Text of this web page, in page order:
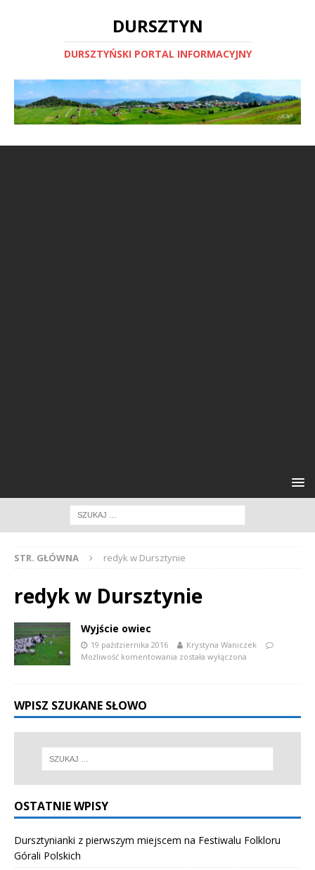
DURSZTYN
DURSZTYŃSKI PORTAL INFORMACYJNY
STR. GŁÓWNA redyk w Dursztynie
redyk w Dursztynie
Wyjście owiec
19 października 2016
Krystyna Waniczek
Możliwość komentowania została wyłączona
WPISZ SZUKANE SŁOWO
OSTATNIE WPISY
Dursztynianki z pierwszym miejscem na Festiwalu Folkloru
Górali Polskich